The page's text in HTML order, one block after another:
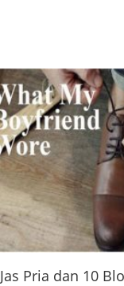
Jas Pria dan 10